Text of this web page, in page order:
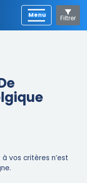
Filtrer
vos critères n’est